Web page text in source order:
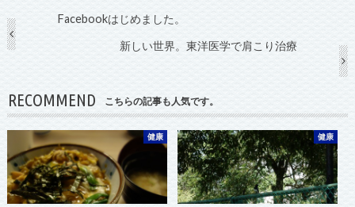
Facebookはじめました。
新しい世界。東洋医学で肩こり治療
RECOMMEND こちらの記事も人気です。
健康 健康